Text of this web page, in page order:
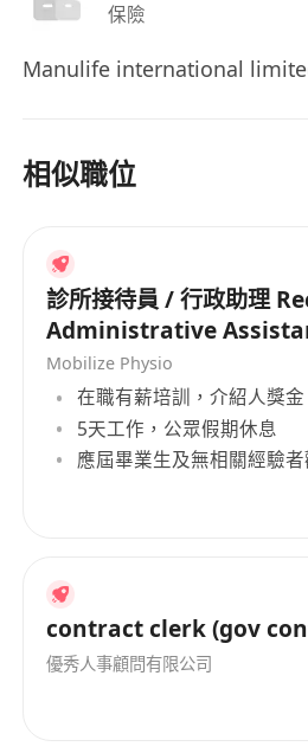
保險
Manulife international
相似職位
診所接待員 / 行政助理
Administrative
Mobilize Physio
在職有薪培訓，介紹人獎金
5天工作，公眾假期休息
應屆畢業生及無相關經驗
contract clerk (gov
優秀人事顧問有限公司